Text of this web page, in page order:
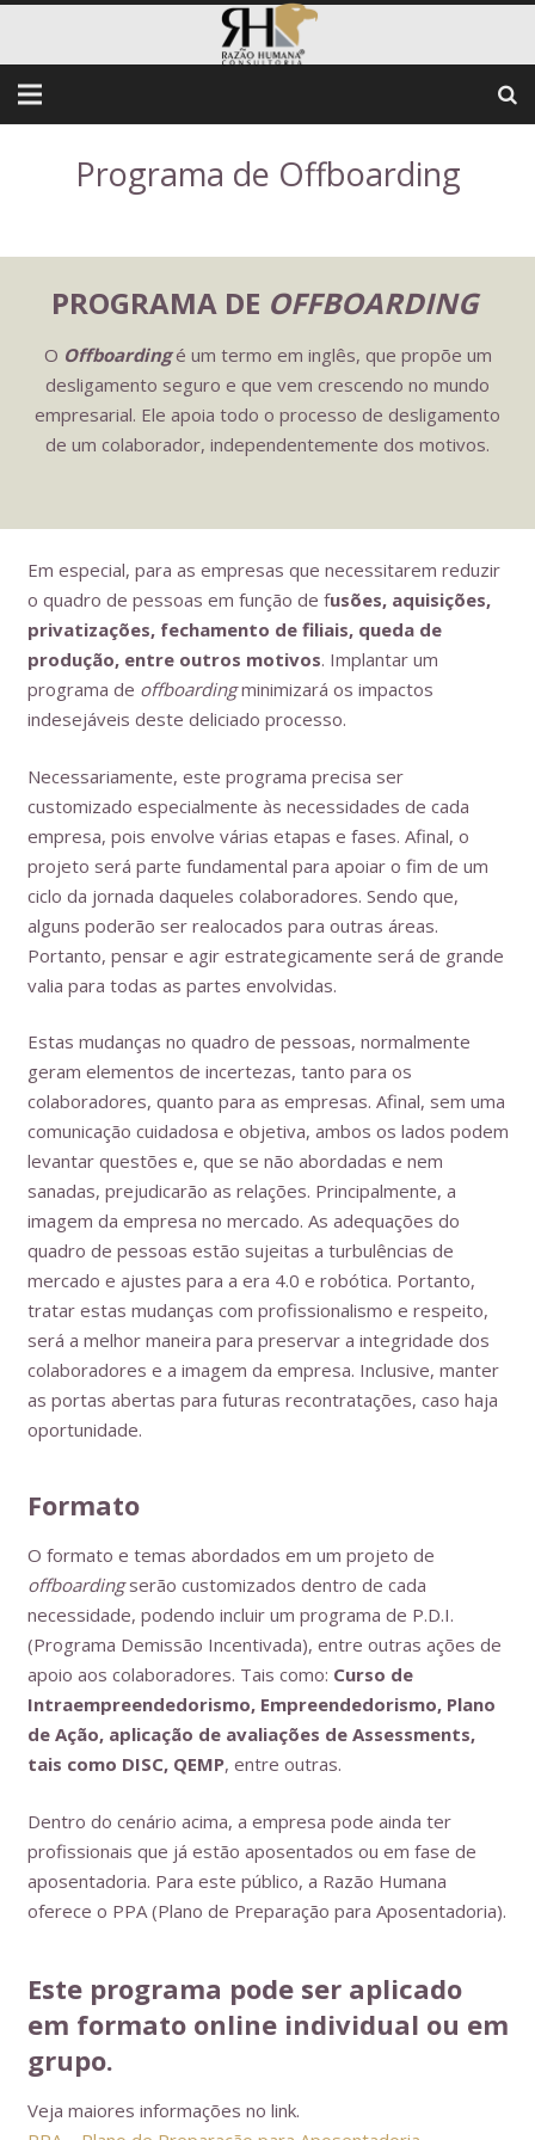
Programa de Offboarding
PROGRAMA DE OFFBOARDING
O Offboardingé um termo em inglês, que propõe um
desligamento seguro e que vem crescendo no mundo
empresarial. Ele apoia todo o processo de desligamento
de um colaborador, independentemente dos motivos.
Em especial, para as empresas que necessitarem reduzir
o quadro de pessoas em função de fusões, aquisições,
privatizações, fechamento de filiais, queda de
produção, entre outros motivos. Implantar um
programa de offboardingminimizará os impactos
indesejáveis deste deliciado processo.
Necessariamente, este programa precisa ser
customizado especialmente às necessidades de cada
empresa, pois envolve várias etapas e fases. Afinal, o
projeto será parte fundamental para apoiar o fim de um
ciclo da jornada daqueles colaboradores. Sendo que,
alguns poderão ser realocados para outras áreas.
Portanto, pensar e agir estrategicamente será de grande
valia para todas as partes envolvidas.
Estas mudanças no quadro de pessoas, normalmente
geram elementos de incertezas, tanto para os
colaboradores, quanto para as empresas. Afinal, sem uma
comunicação cuidadosa e objetiva, ambos os lados podem
levantar questões e, que se não abordadas e nem
sanadas, prejudicarão as relações. Principalmente, a
imagem da empresa no mercado. As adequações do
quadro de pessoas estão sujeitas a turbulências de
mercado e ajustes para a era 4.0 e robótica. Portanto,
tratar estas mudanças com profissionalismo e respeito,
será a melhor maneira para preservar a integridade dos
colaboradores e a imagem da empresa. Inclusive, manter
as portas abertas para futuras recontratações, caso haja
oportunidade.
Formato
O formato e temas abordados em um projeto de
offboardingserão customizados dentro de cada
necessidade, podendo incluir um programa de P.D.I.
(Programa Demissão Incentivada), entre outras ações de
apoio aos colaboradores. Tais como: Curso de
Intraempreendedorismo, Empreendedorismo, Plano
de Ação, aplicação de avaliações de Assessments,
tais como DISC, QEMP, entre outras.
Dentro do cenário acima, a empresa pode ainda ter
profissionais que já estão aposentados ou em fase de
aposentadoria. Para este público, a Razão Humana
oferece o PPA (Plano de Preparação para Aposentadoria).
Este programa pode ser aplicado
em formato online individual ou em
grupo.
Veja maiores informações no link.